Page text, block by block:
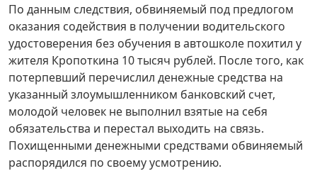
По данным следствия, обвиняемый под предлогом
оказания содействия в получении водительского
удостоверения без обучения в автошколе похитил у
жителя Кропоткина 10 тысяч рублей. После того, как
потерпевший перечислил денежные средства на
указанный злоумышленником банковский счет,
молодой человек не выполнил взятые на себя
обязательства и перестал выходить на связь.
Похищенными денежными средствами обвиняемый
распорядился по своему усмотрению.